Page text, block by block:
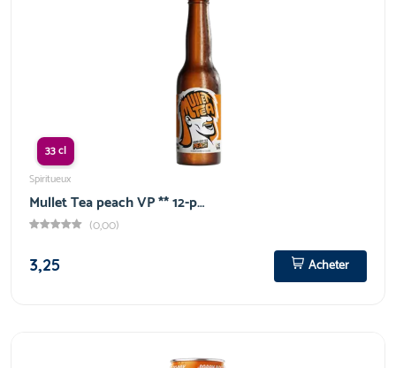
33 cl
Spiritueux
Mullet Tea peach VP ** 12-p…
(0,00)
3,25
Acheter